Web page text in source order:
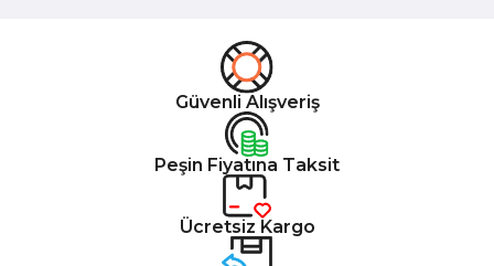
Güvenli Alışveriş
Peşin Fiyatına Taksit
Ücretsiz Kargo